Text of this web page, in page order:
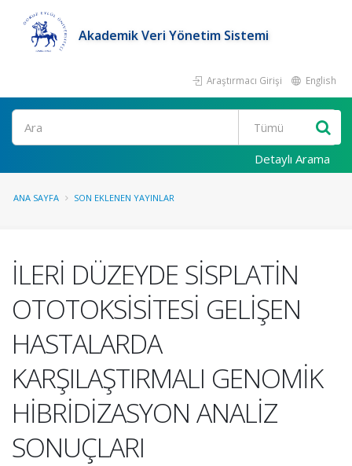
Akademik Veri Yönetim Sistemi
Araştırmacı Girişi English
Ara
Detaylı Arama
ANA SAYFA SON EKLENEN YAYINLAR
İLERİ DÜZEYDE SİSPLATİN
OTOTOKSİSİTESİ GELİŞEN
HASTALARDA
KARŞILAŞTIRMALI GENOMİK
HİBRİDİZASYON ANALİZ
SONUÇLARI